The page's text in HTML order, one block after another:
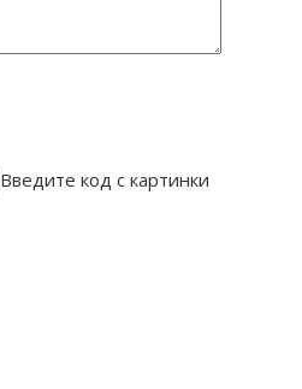
Введите код с картинки